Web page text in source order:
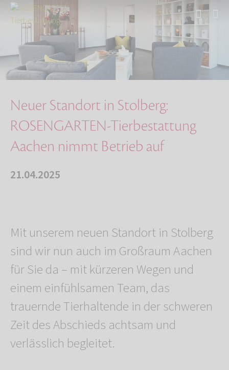
Über uns
Neuer Standort in Stolberg: ROSENGARTEN-Tierb…
Neuer Standort in Stolberg:
ROSENGARTEN-Tierbestattung
Aachen nimmt Betrieb auf
21.04.2025
Mit unserem neuen Standort in Stolberg
sind wir nun auch im Großraum Aachen
für Sie da – mit kürzeren Wegen und
einem einfühlsamen Team, das
trauernde Tierhaltende in der schweren
Zeit des Abschieds achtsam und
verlässlich begleitet.